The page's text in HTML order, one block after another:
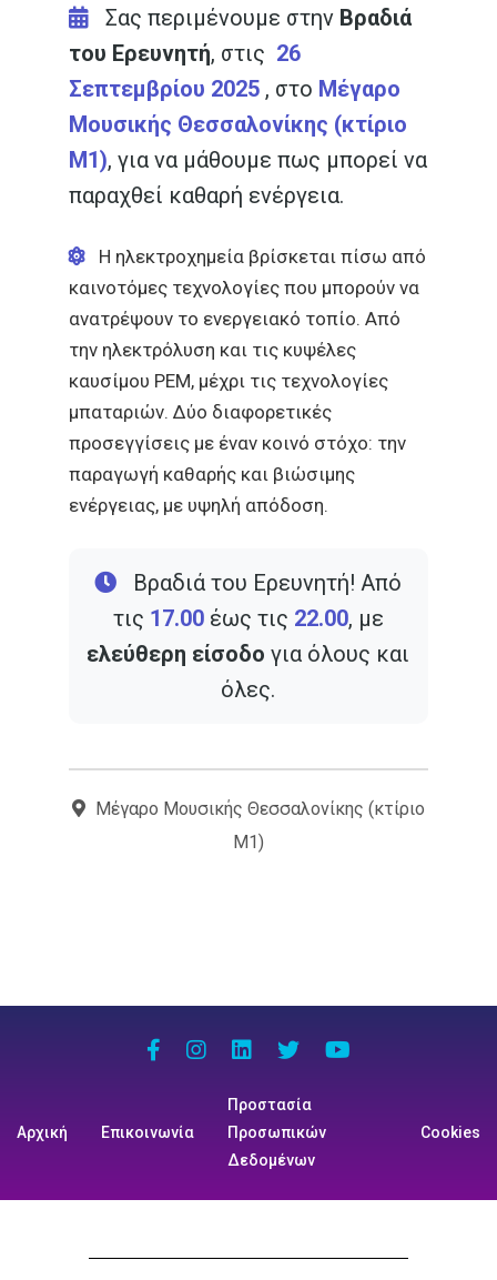
Σας περιμένουμε στην Βραδιά
του Ερευνητή, στις 26
Σεπτεμβρίου 2025 , στο Μέγαρο
Μουσικής Θεσσαλονίκης (κτίριο
Μ1), για να μάθουμε πως μπορεί να
παραχθεί καθαρή ενέργεια.
Η ηλεκτροχημεία βρίσκεται πίσω από
καινοτόμες τεχνολογίες που μπορούν να
ανατρέψουν το ενεργειακό τοπίο. Από
την ηλεκτρόλυση και τις κυψέλες
καυσίμου PEM, μέχρι τις τεχνολογίες
μπαταριών. Δύο διαφορετικές
προσεγγίσεις με έναν κοινό στόχο: την
παραγωγή καθαρής και βιώσιμης
ενέργειας, με υψηλή απόδοση.
Βραδιά του Ερευνητή! Από
τις 17.00έως τις 22.00, με
ελεύθερη είσοδο για όλους και
όλες.
Μέγαρο Μουσικής Θεσσαλονίκης (κτίριο
Μ1)
Αρχική Επικοινωνία
Προστασία
Προσωπικών
Δεδομένων
Cookies